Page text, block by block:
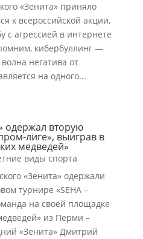
«Зенита» приняло
к всероссийской акции,
с агрессией в интернете
кибербуллинг —
негатива от
на одного...
одержал вторую
лиге», выиграв в
медведей»
виды спорта
«Зенита» одержали
турнире «SEHA –
на своей площадке
из Перми –
«Зенита» Дмитрий